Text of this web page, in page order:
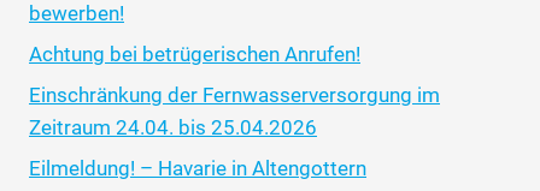
bewerben!
Achtung bei betrügerischen Anrufen!
Einschränkung der Fernwasserversorgung im
Zeitraum 24.04. bis 25.04.2026
Eilmeldung! – Havarie in Altengottern